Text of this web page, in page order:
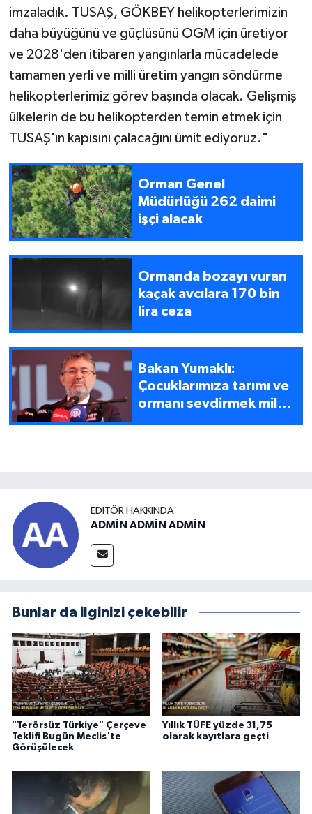
imzaladık. TUSAŞ, GÖKBEY helikopterlerimizin
daha büyüğünü ve güçlüsünü OGM için üretiyor
ve 2028'den itibaren yangınlarla mücadelede
tamamen yerli ve milli üretim yangın söndürme
helikopterlerimiz görev başında olacak. Gelişmiş
ülkelerin de bu helikopterden temin etmek için
TUSAŞ'ın kapısını çalacağını ümit ediyoruz."
Orman Genel
Müdürlüğü 262 daimi
işçi alacak
Ormanda bozayı vuran
kaçak avcılara 170 bin
lira ceza
Bakan Yumaklı:
Çocuklarımıza tarımı ve
ormanı sevdirmek milli
EDITÖR HAKKINDA
ADMİN ADMİN ADMİN
Bunlar da ilginizi çekebilir
"Terörsüz Türkiye" Çerçeve
Teklifi Bugün Meclis'te
Görüşülecek
Yıllık TÜFE yüzde 31,75
olarak kayıtlara geçti